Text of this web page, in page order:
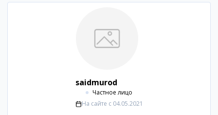
saidmurod
Частное лицо
На сайте с 04.05.2021